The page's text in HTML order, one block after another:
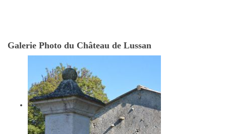
Galerie Photo du Château de Lussan